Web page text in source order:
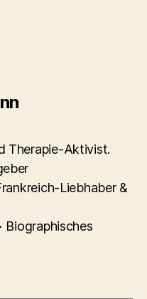
Therapie-Aktivist.
Liebhaber &